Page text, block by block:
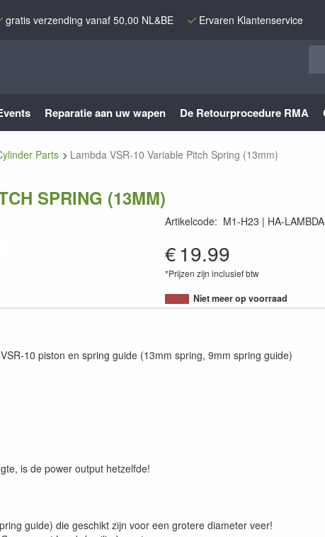
gratis verzending vanaf 50,00 NL&BE Ervaren Klantenservice
Reparatie aan uw wapen De Retourprocedure RMA
Parts Lambda VSR-10 Variable Pitch Spring (13mm)
SPRING (13MM)
Artikelcode: M1-H23 HA-
€19.99
*Prijzen zijn inclusief btw
Niet meer op voorraad
10 piston en spring guide (13mm spring, 9mm spring guide)
is de power output hetzelfde!
guide) die geschikt zijn voor een grotere diameter veer!